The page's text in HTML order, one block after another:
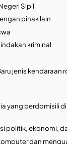
Sipil
pihak lain
kriminal
jenis kendaraan
yang berdomisili
politik, ekonomi,
dan